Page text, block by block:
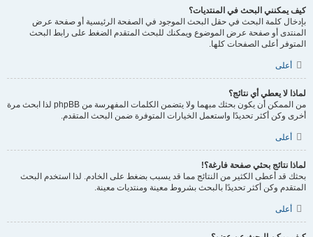
كيف يمكنني البحث في المنتديات؟
بإدخال كلمة البحث في حقل البحث الموجود في الصفحة الرئيسية أو صفحة عرض
المنتدى أو صفحة عرض الموضوع ويمكنك للبحث المتقدم الضغط على رابط البحث
المتوفر أعلى الصفحات كلها.
أعلى
لماذا لا يعطي أي نتائج؟
من الممكن أن يكون بحثك مبهما ولا يتضمن الكلمات المفهرسة من phpBB لذا ابحث مرة
أخرى وكن أكثر تحديدًا واستعمل الخيارات المتوفرة ضمن البحث المتقدم.
أعلى
لماذا نتائج بحثي صفحة فارغة؟!
بحثك قد أعطى الكثير من النتائج مما قد يسبب بضغط على الخادم. لذا استخدم البحث
المتقدم وكن أكثر تحديدًا بالبحث بشروط معينة ومنتديات معينة.
أعلى